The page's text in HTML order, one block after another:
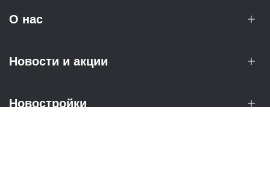
О нас
Новости и акции
Новостройки